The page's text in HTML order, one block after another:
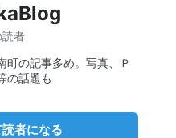
読者
町の記事多め。写真、Ｐ
の話題も
者になる